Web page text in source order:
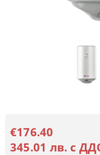
€176.40
345.01 лв. с